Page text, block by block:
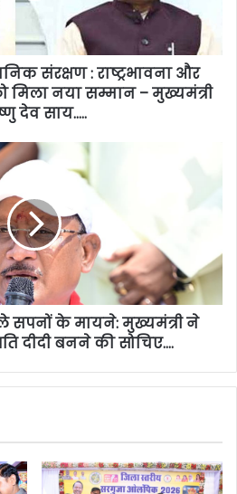
संरक्षण : राष्ट्रभावना और
मिला नया सम्मान – मुख्यमंत्री
देव साय…..
के मायने: मुख्यमंत्री ने
दीदी बनने की सोचिए….